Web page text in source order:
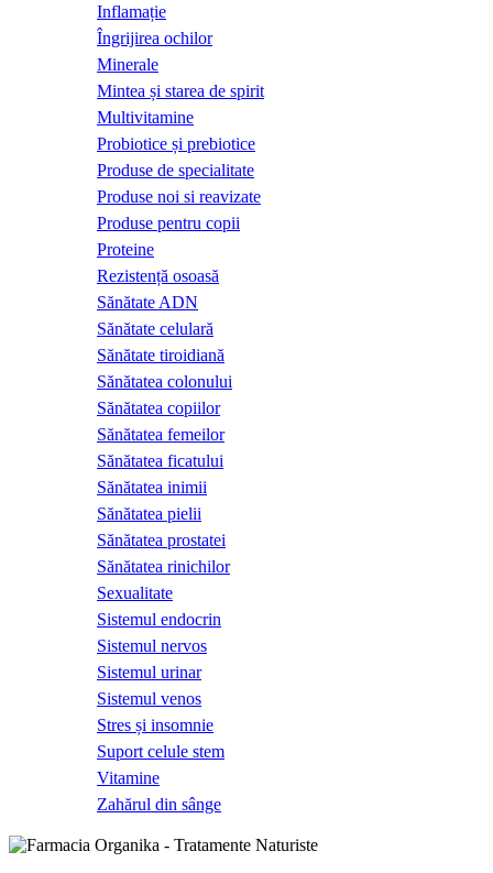
Inflamație
Îngrijirea ochilor
Minerale
Mintea și starea de spirit
Multivitamine
Probiotice și prebiotice
Produse de specialitate
Produse noi si reavizate
Produse pentru copii
Proteine
Rezistență osoasă
Sănătate ADN
Sănătate celulară
Sănătate tiroidiană
Sănătatea colonului
Sănătatea copiilor
Sănătatea femeilor
Sănătatea ficatului
Sănătatea inimii
Sănătatea pielii
Sănătatea prostatei
Sănătatea rinichilor
Sexualitate
Sistemul endocrin
Sistemul nervos
Sistemul urinar
Sistemul venos
Stres și insomnie
Suport celule stem
Vitamine
Zahărul din sânge